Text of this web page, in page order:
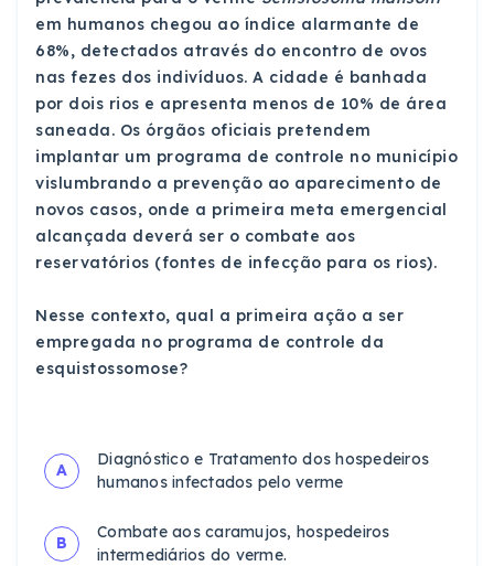
em humanos chegou ao índice alarmante de
68%, detectados através do encontro de ovos
nas fezes dos indivíduos. A cidade é banhada
por dois rios e apresenta menos de 10% de área
saneada. Os órgãos oficiais pretendem
implantar um programa de controle no município
vislumbrando a prevenção ao aparecimento de
novos casos, onde a primeira meta emergencial
alcançada deverá ser o combate aos
reservatórios (fontes de infecção para os rios).
Nesse contexto, qual a primeira ação a ser
empregada no programa de controle da
esquistossomose?
A
Diagnóstico e Tratamento dos hospedeiros
humanos infectados pelo verme
B
Combate aos caramujos, hospedeiros
intermediários do verme.